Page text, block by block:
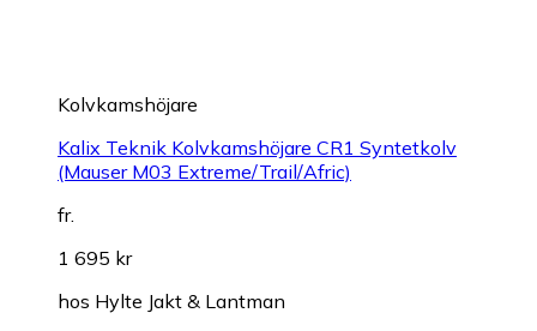
Kolvkamshöjare
Kalix Teknik Kolvkamshöjare CR1 Syntetkolv
(Mauser M03 Extreme/Trail/Afric)
fr.
1 695 kr
hos Hylte Jakt & Lantman